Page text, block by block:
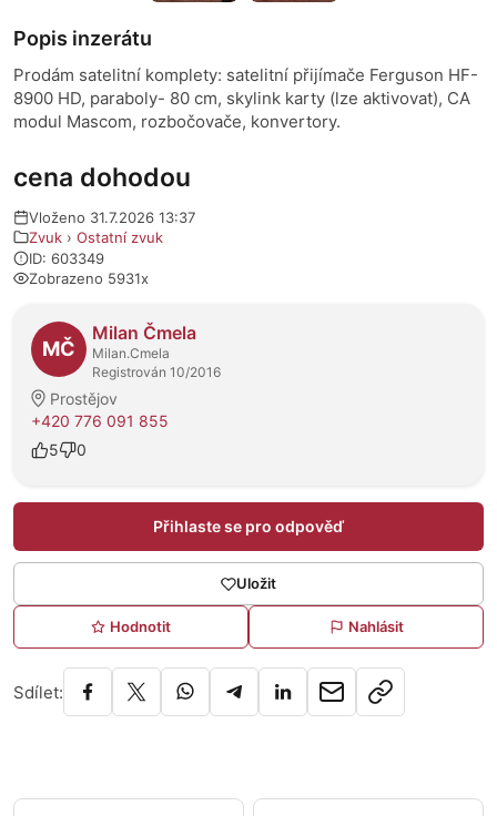
cena dohodou
Vloženo 31.7.2026 13:37
Zvuk › Ostatní zvuk
ID: 603349
Zobrazeno 5931x
O prodejci
MČ
Milan Čmela
Milan.Cmela
Registrován 10/2016
Prostějov
+420 776 091 855
5
0
Přihlaste se pro odpověď
Uložit
Hodnotit Nahlásit
Sdílet:
Popis inzerátu
Prodám satelitní komplety: satelitní přijímače Ferguson HF-
8900 HD, paraboly- 80 cm, skylink karty (lze aktivovat), CA
modul Mascom, rozbočovače, konvertory.